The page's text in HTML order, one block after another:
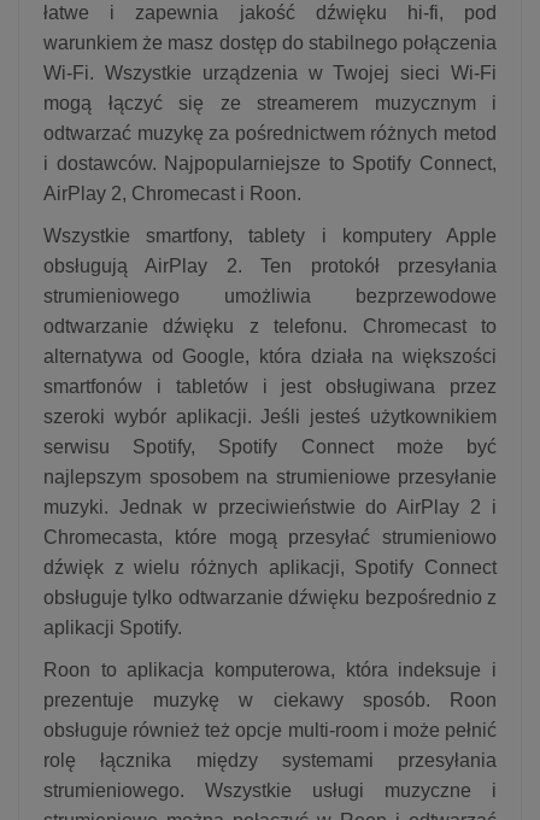
łatwe i zapewnia jakość dźwięku hi-fi, pod
warunkiem że masz dostęp do stabilnego połączenia
Wi-Fi. Wszystkie urządzenia w Twojej sieci Wi-Fi
mogą łączyć się ze streamerem muzycznym i
odtwarzać muzykę za pośrednictwem różnych metod
i dostawców. Najpopularniejsze to Spotify Connect,
AirPlay 2, Chromecast i Roon.
Wszystkie smartfony, tablety i komputery Apple
obsługują AirPlay 2. Ten protokół przesyłania
strumieniowego umożliwia bezprzewodowe
odtwarzanie dźwięku z telefonu. Chromecast to
alternatywa od Google, która działa na większości
smartfonów i tabletów i jest obsługiwana przez
szeroki wybór aplikacji. Jeśli jesteś użytkownikiem
serwisu Spotify, Spotify Connect może być
najlepszym sposobem na strumieniowe przesyłanie
muzyki. Jednak w przeciwieństwie do AirPlay 2 i
Chromecasta, które mogą przesyłać strumieniowo
dźwięk z wielu różnych aplikacji, Spotify Connect
obsługuje tylko odtwarzanie dźwięku bezpośrednio z
aplikacji Spotify.
Roon to aplikacja komputerowa, która indeksuje i
prezentuje muzykę w ciekawy sposób. Roon
obsługuje również też opcje multi-room i może pełnić
rolę łącznika między systemami przesyłania
strumieniowego. Wszystkie usługi muzyczne i